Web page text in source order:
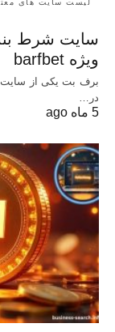
لیست سایت های
سایت شرط
ویژه barfbet
برف بت یکی از سایت
در…
5 ماه ago